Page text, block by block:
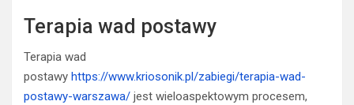
Terapia wad postawy
Terapia wad
postawy https://www.kriosonik.pl/zabiegi/terapia-wad-
postawy-warszawa/ jest wieloaspektowym procesem,